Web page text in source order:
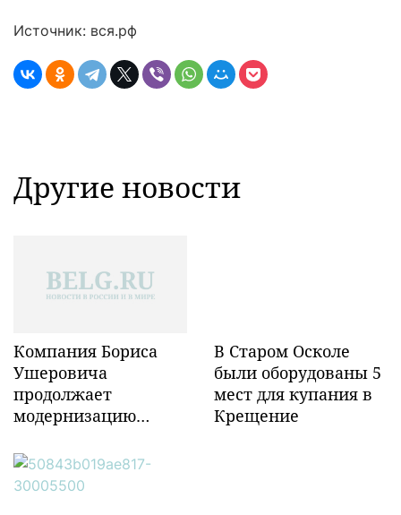
Источник: вся.рф
Другие новости
Компания Бориса
Ушеровича
продолжает
модернизацию
инфраструктуры в
Забайкалье
В Старом Осколе
были оборудованы 5
мест для купания в
Крещение